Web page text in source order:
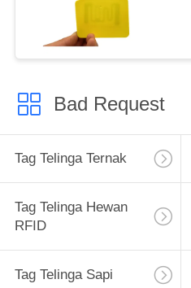
Bad Request
Tag Telinga Ternak
Tag Telinga Hewan
RFID
Tag Telinga Sapi